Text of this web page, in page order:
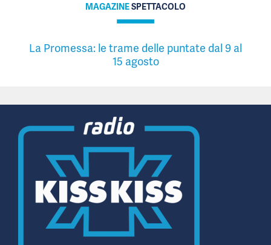
MAGAZINESPETTACOLO
La Promessa: le trame delle puntate dal 9 al
15 agosto